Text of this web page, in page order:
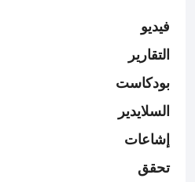
فيديو
التقارير
بودكاست
السلايدير
إشاعات
تحقق